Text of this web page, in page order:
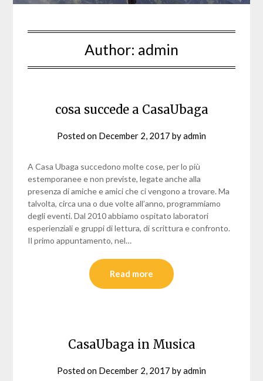
Author: admin
cosa succede a CasaUbaga
Posted on December 2, 2017 byadmin
A Casa Ubaga succedono molte cose, per lo più
estemporanee e non previste, legate anche alla
presenza di amiche e amici che ci vengono a trovare. Ma
talvolta, circa una o due volte all’anno, programmiamo
degli eventi. Dal 2010 abbiamo ospitato laboratori
esperienziali e gruppi di lettura, di scrittura e confronto.
Il primo appuntamento, nel…
Read more
CasaUbaga in Musica
Posted on December 2, 2017 byadmin